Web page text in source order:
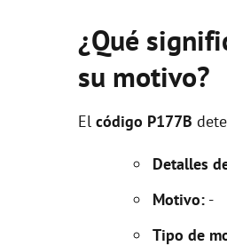
¿Qué
su motivo?
El código P177B
Detalles
Motivo: -
Tipo de